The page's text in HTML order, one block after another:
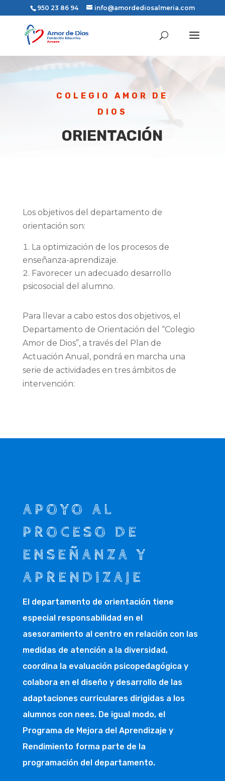
950 23 86 94 info@amordediosalmeria.com
COLEGIO AMOR DE
DIOS
ORIENTACIÓN
Los objetivos del departamento de
orientación son:
La optimización de los procesos de
enseñanza-aprendizaje.
Favorecer un adecuado desarrollo
psicosocial del alumno.
Para llevar a cabo estos dos objetivos, el
Departamento de Orientación del “Colegio
Amor de Dios”, a través del Plan de
Actuación Anual, pondrá en marcha una
serie de actividades en tres ámbitos de
intervención:
APOYO AL
PROCESO DE
ENSEÑANZA Y
APRENDIZAJE
El departamento de orientación tiene
especial responsabilidad en el
asesoramiento al centro en relación con las
medidas de atención a la diversidad,
coordina la evaluación psicopedagógica y
colabora en el diseño y desarrollo de las
adaptaciones curriculares dirigidas a los
alumnos con nees. De igual modo, el
Programa de Mejora del Aprendizaje y
Rendimiento forma parte de la
programación del departamento.